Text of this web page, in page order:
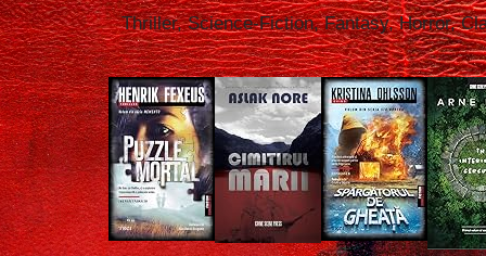
Thriller, Science-Fiction, Fantasy, Horror,